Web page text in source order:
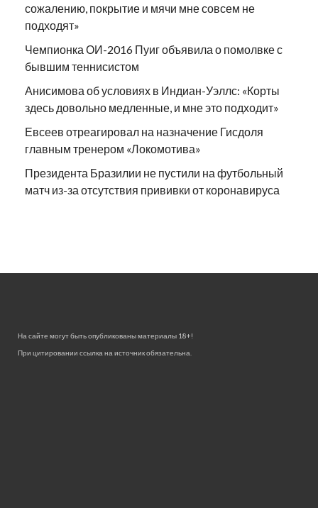
сожалению, покрытие и мячи мне совсем не
подходят»
Чемпионка ОИ-2016 Пуиг объявила о помолвке с
бывшим теннисистом
Анисимова об условиях в Индиан-Уэллс: «Корты
здесь довольно медленные, и мне это подходит»
Евсеев отреагировал на назначение Гисдоля
главным тренером «Локомотива»
Президента Бразилии не пустили на футбольный
матч из-за отсутствия прививки от коронавируса
На сайте могут быть опубликованы материалы 18+!
При цитировании ссылка на источник обязательна.